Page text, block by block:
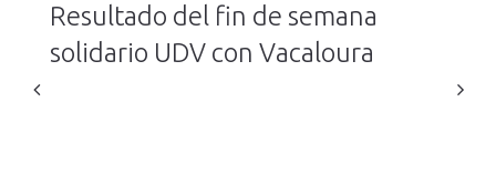
Resultado del fin de semana
solidario UDV con Vacaloura